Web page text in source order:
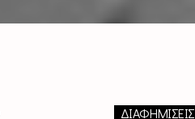
ΔΙΑΦΗΜΙΣΕΙΣ